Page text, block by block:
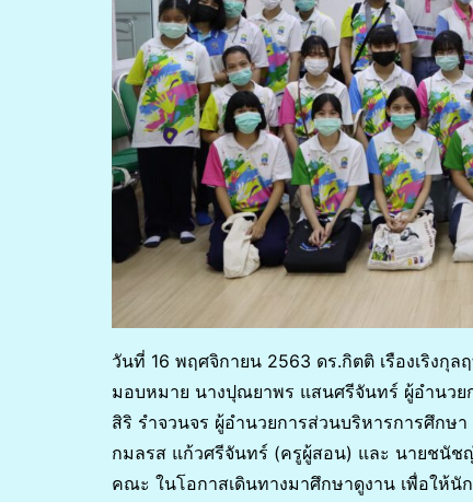
วันที่ 16 พฤศจิกายน 2563 ดร.กิตติ เรืองเริง
มอบหมาย นางปุณยาพร แสนศรีจันทร์ ผู้อำนว
สิริ รำจวนจร ผู้อำนวยการส่วนบริหารการศึกษ
กมลรส แก้วศรีจันทร์ (ครูผู้สอน) และ นายชนัช
คณะ ในโอกาสเดินทางมาศึกษาดูงาน เพื่อให้